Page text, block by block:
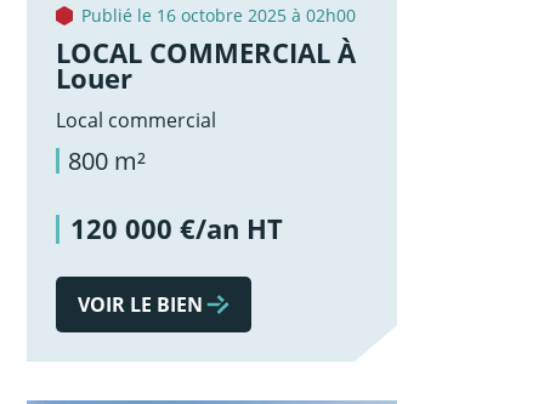
Publié le 16 octobre 2025 à 02h00
LOCAL COMMERCIAL À
Louer
Local commercial
800 m²
120 000 €/an HT
VOIR LE BIEN